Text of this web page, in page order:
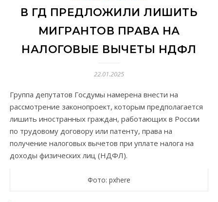
В ГД ПРЕДЛОЖИЛИ ЛИШИТЬ
МИГРАНТОВ ПРАВА НА
НАЛОГОВЫЕ ВЫЧЕТЫ НДФЛ
22.01.2025
Группа депутатов Госдумы намерена внести на
рассмотрение законопроект, которым предполагается
лишить иностранных граждан, работающих в России
по трудовому договору или патенту, права на
получение налоговых вычетов при уплате налога на
доходы физических лиц (НДФЛ).
Фото: pxhere